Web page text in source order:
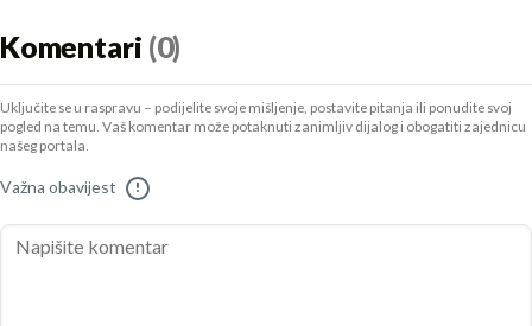
Komentari (0)
Uključite se u raspravu – podijelite svoje mišljenje, postavite pitanja ili ponudite svoj
pogled na temu. Vaš komentar može potaknuti zanimljiv dijalog i obogatiti zajednicu
našeg portala.
Važna obavijest !